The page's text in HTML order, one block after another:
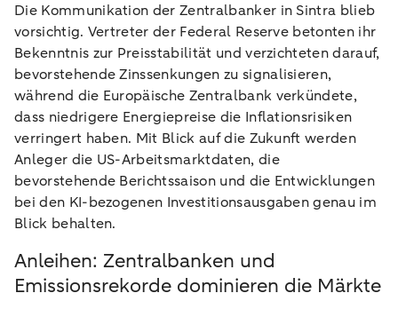
Die Kommunikation der Zentralbanker in Sintra blieb
vorsichtig. Vertreter der Federal Reserve betonten ihr
Bekenntnis zur Preisstabilität und verzichteten darauf,
bevorstehende Zinssenkungen zu signalisieren,
während die Europäische Zentralbank verkündete,
dass niedrigere Energiepreise die Inflationsrisiken
verringert haben. Mit Blick auf die Zukunft werden
Anleger die US-Arbeitsmarktdaten, die
bevorstehende Berichtssaison und die Entwicklungen
bei den KI-bezogenen Investitionsausgaben genau im
Blick behalten.
Anleihen: Zentralbanken und
Emissionsrekorde dominieren die Märkte